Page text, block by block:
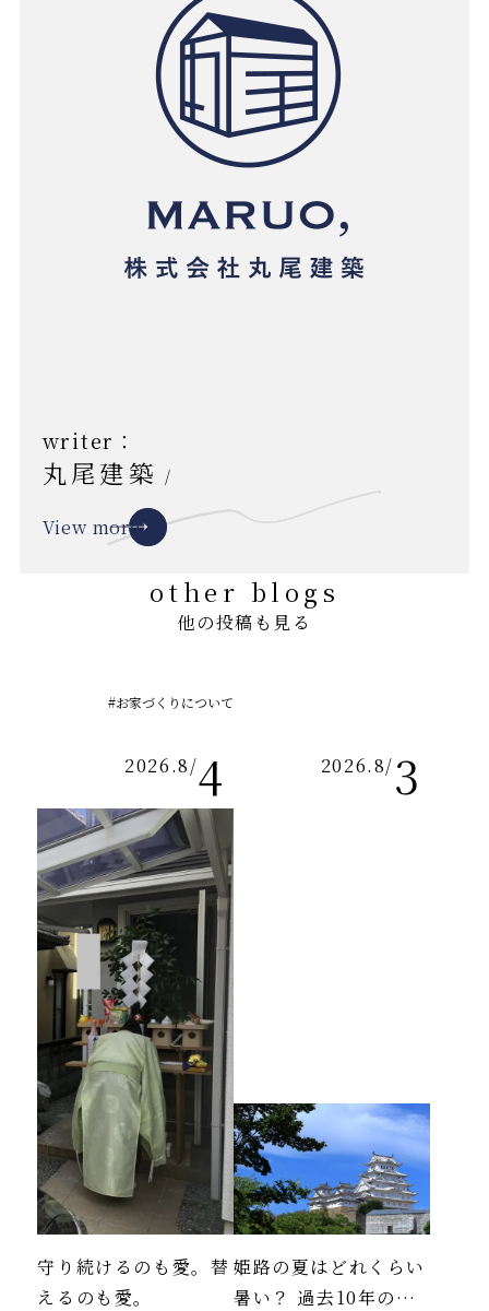
writer：
丸尾建築 /
View more
other blogs
他の投稿も見る
2026.8/4
守り続けるのも愛。替
えるのも愛。
#お家づくりについて
2026.8/3
姫路の夏はどれくらい
暑い？ 過去10年のデ